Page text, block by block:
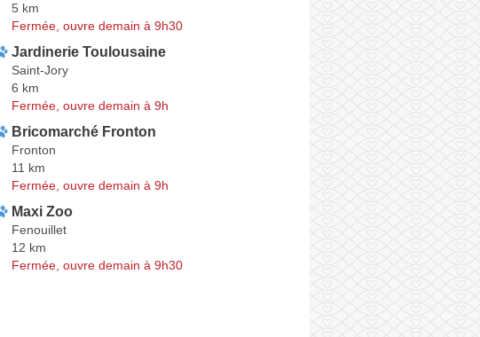
5 km
Fermée, ouvre demain à 9h30
Jardinerie Toulousaine
Saint-Jory
6 km
Fermée, ouvre demain à 9h
Bricomarché Fronton
Fronton
11 km
Fermée, ouvre demain à 9h
Maxi Zoo
Fenouillet
12 km
Fermée, ouvre demain à 9h30